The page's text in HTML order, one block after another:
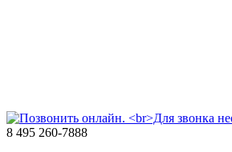
8 495 260-7888